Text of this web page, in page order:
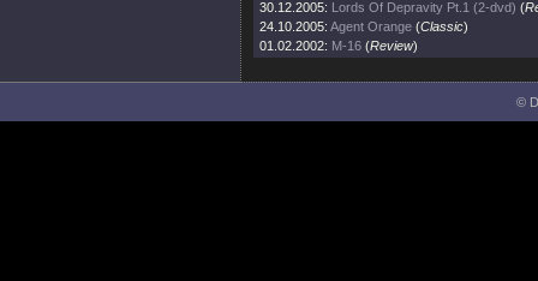
30.12.2005: Lords Of Depravity Pt.1 (2-dvd) (
24.10.2005: Agent Orange (Classic)
01.02.2002: M-16 (Review)
©